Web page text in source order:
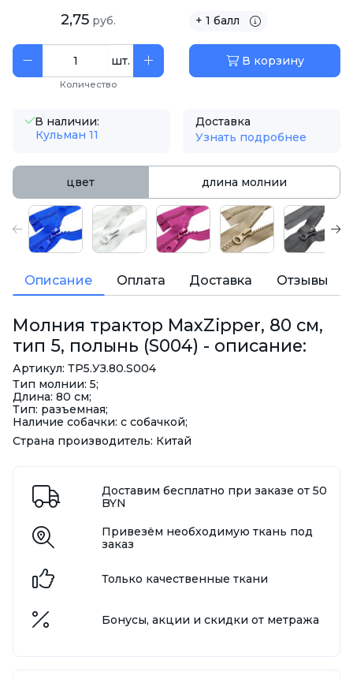
2,75 руб. + 1 балл
шт.
Количество
В корзину
В наличии:
Кульман 11
Доставка
Узнать подробнее
цвет длина молнии
Описание Оплата Доставка Отзывы
Молния трактор MaxZipper, 80 см,
тип 5, полынь (S004) - описание:
Артикул: ТР5.УЗ.80.S004
Тип молнии: 5;
Длина: 80 см;
Тип: разъемная;
Наличие собачки: с собачкой;
Страна производитель: Китай
Доставим бесплатно при заказе от 50
BYN
Привезём необходимую ткань под
заказ
Только качественные ткани
Бонусы, акции и скидки от метража